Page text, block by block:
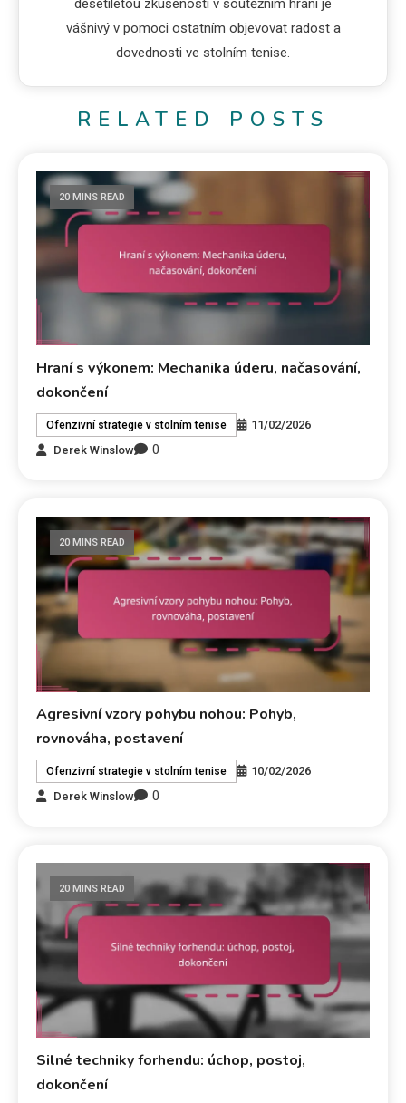
vášnivý v pomoci ostatním objevovat radost a
dovednosti ve stolním tenise.
RELATED POSTS
20 MINS READ
Hraní s výkonem: Mechanika úderu, načasování,
dokončení
Ofenzivní strategie v stolním tenise
11/02/2026
Derek Winslow
0
20 MINS READ
Agresivní vzory pohybu nohou: Pohyb,
rovnováha, postavení
Ofenzivní strategie v stolním tenise
10/02/2026
Derek Winslow
0
20 MINS READ
Silné techniky forhendu: úchop, postoj,
dokončení